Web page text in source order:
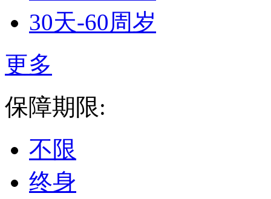
30天-60周岁
更多
保障期限:
不限
终身